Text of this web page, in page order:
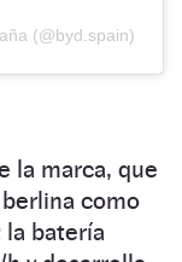
(@byd.spain)
la marca, que
como
la batería